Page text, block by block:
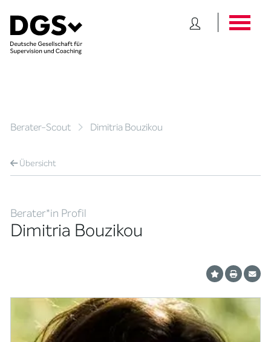
Berater-Scout Dimitria Bouzikou
Übersicht
Berater*in Profil
Dimitria Bouzikou